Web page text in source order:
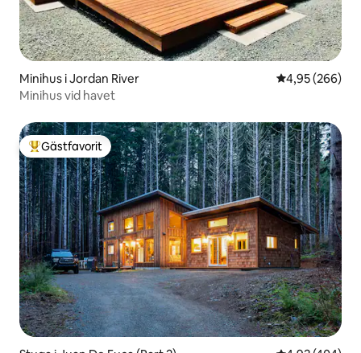
Minihus i Jordan River 4,95 av 5 i
4,95 (266)
Minihus vid havet
Populär gästfavorit
Gästfavorit